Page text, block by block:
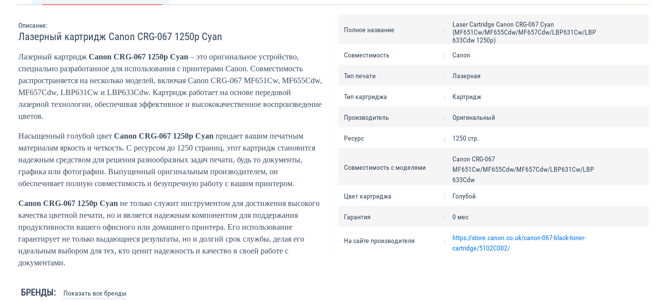
Описание:
Лазерный картридж Canon CRG-067 1250p Cyan
Лазерный картридж Canon CRG-067 1250p Cyan – это оригинальное устройство,
специально разработанное для использования с принтерами Canon. Совместимость
распространяется на несколько моделей, включая Canon CRG-067 MF651Cw, MF655Cdw,
MF657Cdw, LBP631Cw и LBP633Cdw. Картридж работает на основе передовой
лазерной технологии, обеспечивая эффективное и высококачественное воспроизведение
цветов.
Насыщенный голубой цвет Canon CRG-067 1250p Cyan придает вашим печатным
материалам яркость и четкость. С ресурсом до 1250 страниц, этот картридж становится
надежным средством для решения разнообразных задач печати, будь то документы,
графика или фотографии. Выпущенный оригинальным производителем, он
обеспечивает полную совместимость и безупречную работу с вашим принтером.
Canon CRG-067 1250p Cyan не только служит инструментом для достижения высокого
качества цветной печати, но и является надежным компонентом для поддержания
продуктивности вашего офисного или домашнего принтера. Его использование
гарантирует не только выдающиеся результаты, но и долгий срок службы, делая его
идеальным выбором для тех, кто ценит надежность и качество в своей работе с
документами.
Полное название
Laser Cartridge Canon CRG-067 Cyan
(MF651Cw/MF655Cdw/MF657Cdw/LBP631Cw/LBP
633Cdw 1250p)
Совместимость
Canon
Тип печати Лазерная
Тип картриджа Картридж
Производитель Оригинальный
Ресурс 1250 стр.
Совместимость с моделями
Canon CRG-067
MF651Cw/MF655Cdw/MF657Cdw/LBP631Cw/LBP
633Cdw
Цвет картриджа Голубой
Гарантия 0 мес
На сайте производителя
https://store.canon.co.uk/canon-067-black-toner-
cartridge/5102C002/
БРЕНДЫ: Показать все бренды